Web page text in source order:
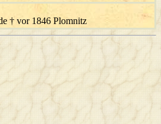
† vor 1846 Plomnitz